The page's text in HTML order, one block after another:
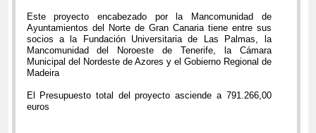
Este proyecto encabezado por la Mancomunidad de
Ayuntamientos del Norte de Gran Canaria tiene entre sus
socios a la Fundación Universitaria de Las Palmas, la
Mancomunidad del Noroeste de Tenerife, la Cámara
Municipal del Nordeste de Azores y el Gobierno Regional de
Madeira
El Presupuesto total del proyecto asciende a 791.266,00
euros